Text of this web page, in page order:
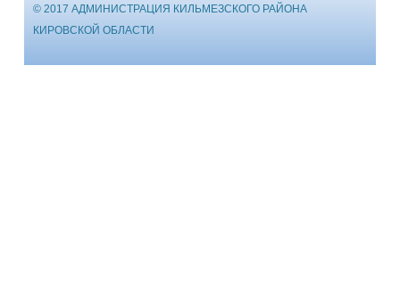
© 2017 АДМИНИСТРАЦИЯ КИЛЬМЕЗСКОГО РАЙОНА
КИРОВСКОЙ ОБЛАСТИ